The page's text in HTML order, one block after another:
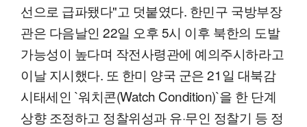
선으로 급파됐다"고 덧붙였다. 한민구 국방부장
관은 다음날인 22일 오후 5시 이후 북한의 도발
가능성이 높다며 작전사령관에 예의주시하라고
이날 지시했다. 또 한미 양국 군은 21일 대북감
시태세인 `워치콘(Watch Condition)`을 한 단계
상향 조정하고 정찰위성과 유·무인 정찰기 등 정